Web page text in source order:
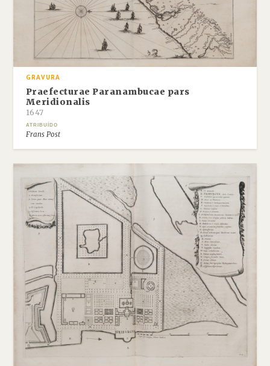
GRAVURA
Praefecturae Paranambucae pars
Meridionalis
1647
ATRIBUÍDO
Frans Post